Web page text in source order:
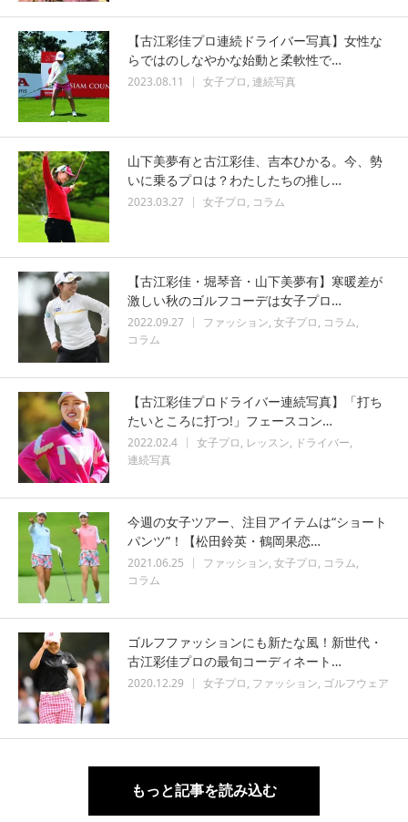
【古江彩佳プロ連続ドライバー写真】女性な
らではのしなやかな始動と柔軟性で…
2023.08.11 女子プロ 連続写真
山下美夢有と古江彩佳、吉本ひかる。今、勢
いに乗るプロは？わたしたちの推し…
2023.03.27 女子プロ コラム
【古江彩佳・堀琴音・山下美夢有】寒暖差が
激しい秋のゴルフコーデは女子プロ…
2022.09.27 ファッション 女子プロ コラム
コラム
【古江彩佳プロドライバー連続写真】「打ち
たいところに打つ!」フェースコン…
2022.02.4 女子プロ レッスン
ドライバー
連続写真
今週の女子ツアー、注目アイテムは“ショート
パンツ”！【松田鈴英・鶴岡果恋…
2021.06.25 ファッション 女子プロ コラム
コラム
ゴルフファッションにも新たな風！新世代・
古江彩佳プロの最旬コーディネート…
2020.12.29 女子プロ ファッション ゴルフウェア
もっと記事を読み込む